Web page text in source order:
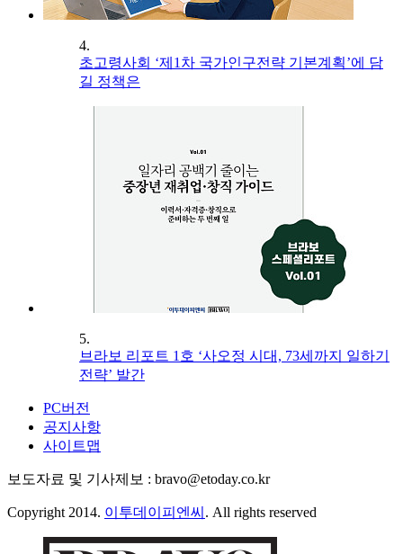
4.
초고령사회 ‘제1차 국가인구전략 기본계획’에 담
길 정책은
5.
브라보 리포트 1호 ‘사오정 시대, 73세까지 일하기
전략’ 발간
PC버전
공지사항
사이트맵
보도자료 및 기사제보 : bravo@etoday.co.kr
Copyright 2014. 이투데이피엔씨 . All rights reserved